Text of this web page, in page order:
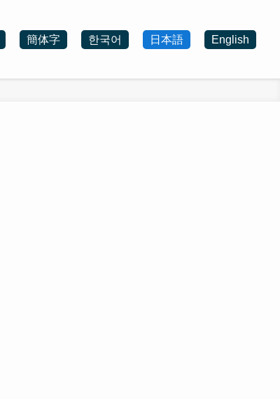
English
日本語
한국어
簡体字